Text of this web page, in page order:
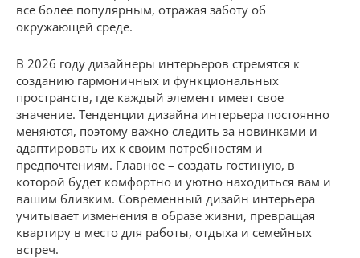
все более популярным, отражая заботу об
окружающей среде.
В 2026 году дизайнеры интерьеров стремятся к
созданию гармоничных и функциональных
пространств, где каждый элемент имеет свое
значение. Тенденции дизайна интерьера постоянно
меняются, поэтому важно следить за новинками и
адаптировать их к своим потребностям и
предпочтениям. Главное – создать гостиную, в
которой будет комфортно и уютно находиться вам и
вашим близким. Современный дизайн интерьера
учитывает изменения в образе жизни, превращая
квартиру в место для работы, отдыха и семейных
встреч.